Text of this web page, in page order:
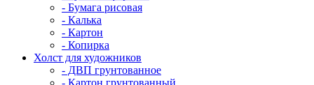
- Бумага рисовая
- Калька
- Картон
- Копирка
Холст для художников
- ДВП грунтованное
- Картон грунтованный